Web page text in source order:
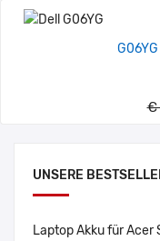
UNSERE
Laptop Akku für Acer
€